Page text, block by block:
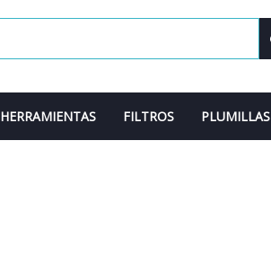
HERRAMIENTAS FILTROS PLUMILLAS